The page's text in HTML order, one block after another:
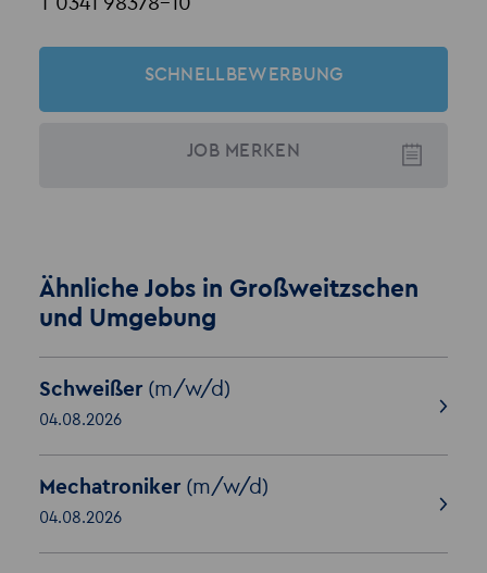
SCHNELLBEWERBUNG
JOB MERKEN
Ähnliche Jobs in Großweitzschen
und Umgebung
Schweißer (m/w/d)
04.08.2026
Mechatroniker (m/w/d)
04.08.2026